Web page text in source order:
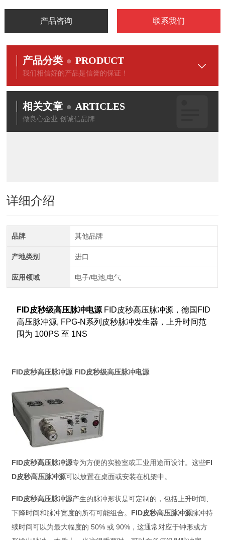
产品咨询 联系我们
产品分类 PRODUCT
我们相信好的产品是信誉的保证！
相关文章 ARTICLES
做良心企业 创诚信品牌
详细介绍
品牌 其他品牌
产地类别 进口
应用领域 电子/电池,电气
FID皮秒级高压脉冲电源 FID皮秒高压脉冲源，德国FID
高压脉冲源, FPG-N系列皮秒脉冲发生器，上升时间范
围为 100PS 至 1NS
FID皮秒高压脉冲源 FID皮秒级高压脉冲电源
FID皮秒高压脉冲源专为方便的实验室或工业用途而设计。这些FI
D皮秒高压脉冲源可以放置在桌面或安装在机架中。
FID皮秒高压脉冲源产生的脉冲形状是可定制的，包括上升时间、
下降时间和脉冲宽度的所有可能组合。 FID皮秒高压脉冲源脉冲持
续时间可以为最大幅度的 50% 或 90%，这通常对应于钟形或方